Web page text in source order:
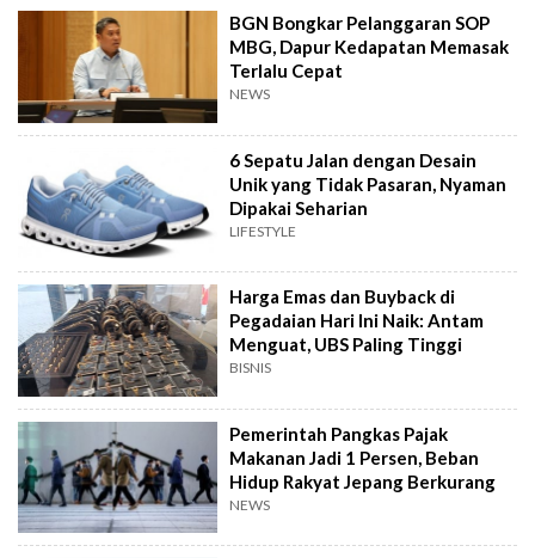
BGN Bongkar Pelanggaran SOP
MBG, Dapur Kedapatan Memasak
Terlalu Cepat
NEWS
6 Sepatu Jalan dengan Desain
Unik yang Tidak Pasaran, Nyaman
Dipakai Seharian
LIFESTYLE
Harga Emas dan Buyback di
Pegadaian Hari Ini Naik: Antam
Menguat, UBS Paling Tinggi
BISNIS
Pemerintah Pangkas Pajak
Makanan Jadi 1 Persen, Beban
Hidup Rakyat Jepang Berkurang
NEWS